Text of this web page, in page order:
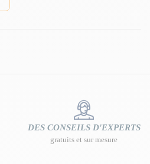
DES CONSEILS D'EXPERTS
gratuits et sur mesure